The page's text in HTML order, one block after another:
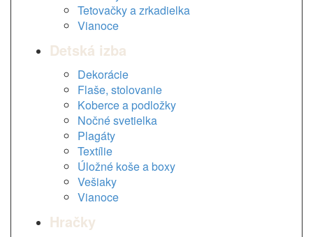
Tetovačky a zrkadielka
Vianoce
Detská izba
Dekorácie
Flaše, stolovanie
Koberce a podložky
Nočné svetielka
Plagáty
Textílie
Úložné koše a boxy
Vešiaky
Vianoce
Hračky